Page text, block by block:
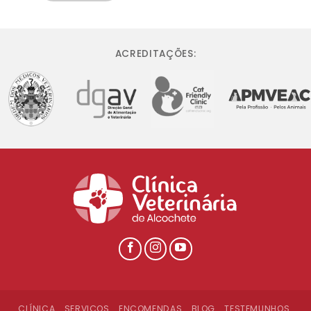
ACREDITAÇÕES:
CLÍNICA SERVIÇOS ENCOMENDAS BLOG TESTEMUNHOS